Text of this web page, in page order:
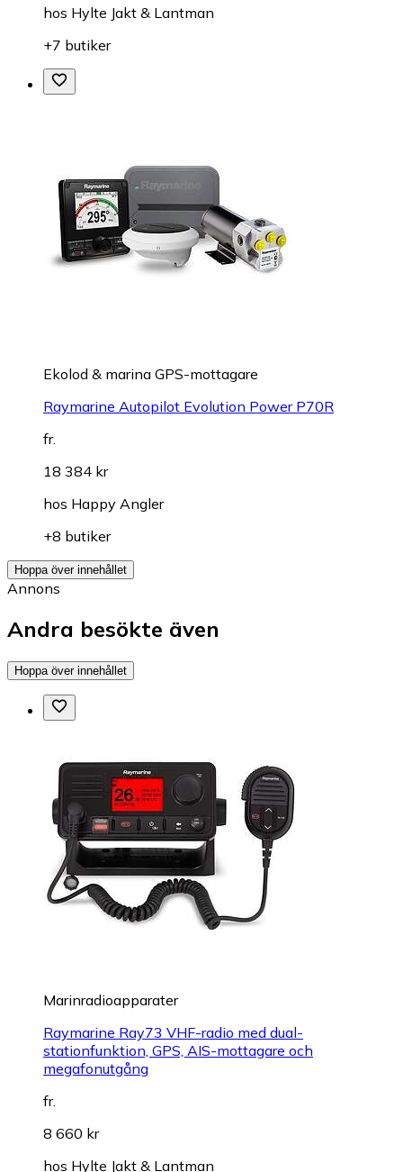
hos Hylte Jakt & Lantman
+7 butiker
Ekolod & marina GPS-mottagare
Raymarine Autopilot Evolution Power P70R
fr.
18 384 kr
hos Happy Angler
+8 butiker
Hoppa över innehållet
Annons
Andra besökte även
Hoppa över innehållet
Marinradioapparater
Raymarine Ray73 VHF-radio med dual-
stationfunktion, GPS, AIS-mottagare och
megafonutgång
fr.
8 660 kr
hos Hylte Jakt & Lantman